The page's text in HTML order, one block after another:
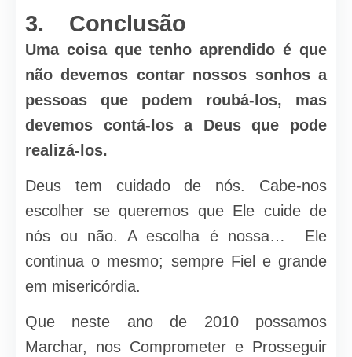
3. Conclusão
Uma coisa que tenho aprendido é que
não devemos contar nossos sonhos a
pessoas que podem roubá-los, mas
devemos contá-los a Deus que pode
realizá-los.
Deus tem cuidado de nós. Cabe-nos
escolher se queremos que Ele cuide de
nós ou não. A escolha é nossa… Ele
continua o mesmo; sempre Fiel e grande
em misericórdia.
Que neste ano de 2010 possamos
Marchar, nos Comprometer e Prosseguir